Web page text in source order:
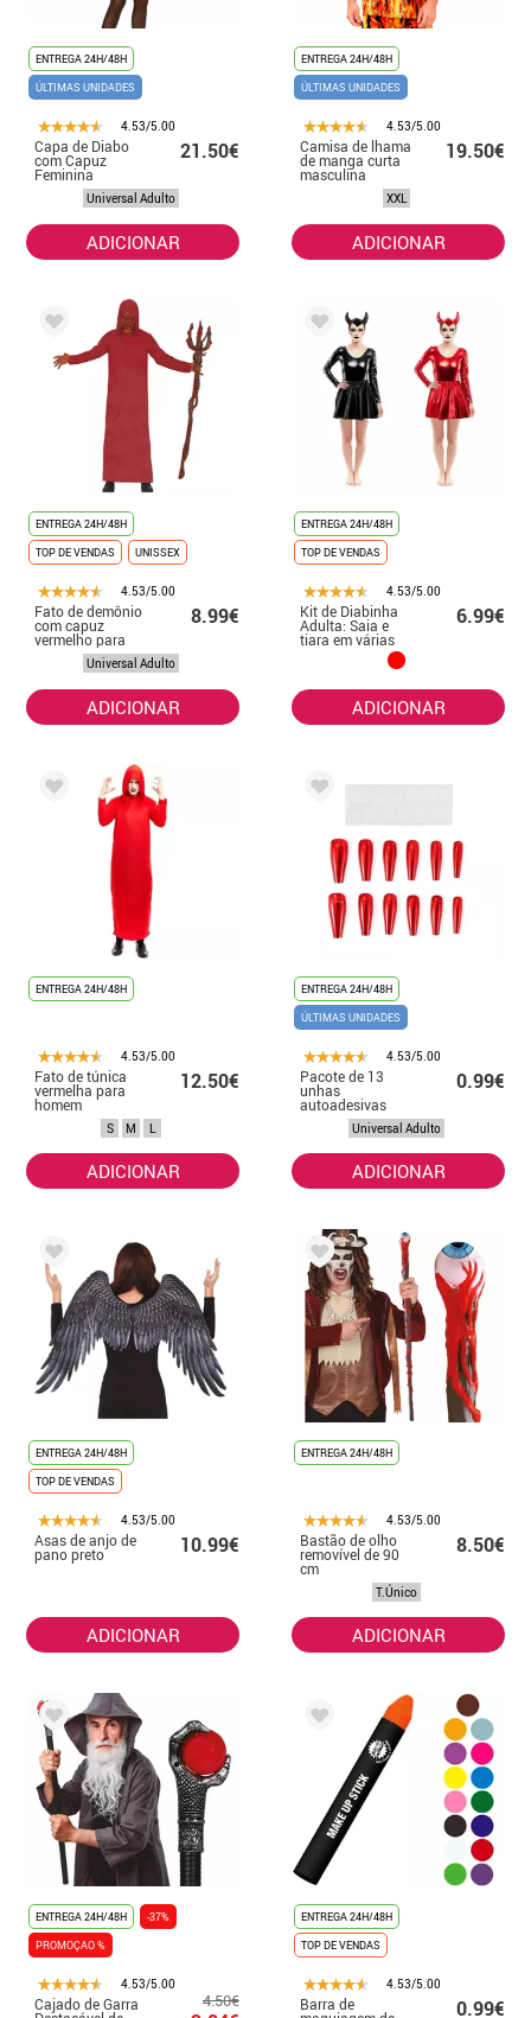
ENTREGA 24H/48H
ÚLTIMAS UNIDADES
4.53/5.00
Capa de Diabo
com Capuz
Feminina
21.50€
Universal Adulto
ADICIONAR
ENTREGA 24H/48H
ÚLTIMAS UNIDADES
4.53/5.00
Camisa de lhama
de manga curta
masculina
19.50€
XXL
ADICIONAR
ENTREGA 24H/48H
TOP DE VENDAS
UNISSEX
4.53/5.00
Fato de demônio
com capuz
vermelho para
8.99€
Universal Adulto
ADICIONAR
ENTREGA 24H/48H
TOP DE VENDAS
4.53/5.00
Kit de Diabinha
Adulta: Saia e
tiara em várias
6.99€
ADICIONAR
ENTREGA 24H/48H
4.53/5.00
Fato de túnica
vermelha para
homem
12.50€
S M L
ADICIONAR
ENTREGA 24H/48H
ÚLTIMAS UNIDADES
4.53/5.00
Pacote de 13
unhas
autoadesivas
com efeito metal
vermelho
0.99€
Universal Adulto
ADICIONAR
ENTREGA 24H/48H
TOP DE VENDAS
4.53/5.00
Asas de anjo de
pano preto 10.99€
ADICIONAR
ENTREGA 24H/48H
4.53/5.00
Bastão de olho
removível de 90
cm
8.50€
T.Único
ADICIONAR
ENTREGA 24H/48H
-37%
PROMOÇAO %
4.53/5.00
Cajado de Garra 4.50€
ENTREGA 24H/48H
TOP DE VENDAS
4.53/5.00
Barra de 0.99€